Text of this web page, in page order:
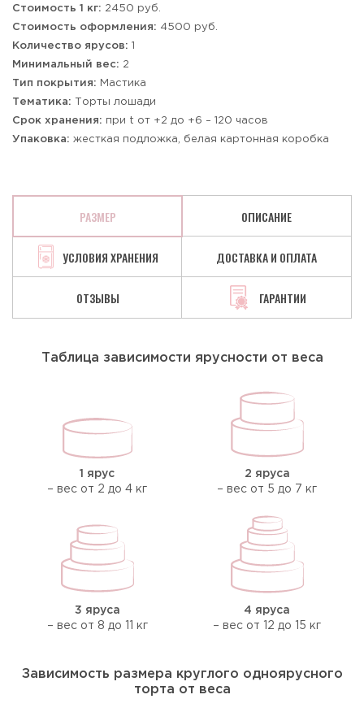
Стоимость 1 кг: 2450 руб.
Стоимость оформления: 4500 руб.
Количество ярусов: 1
Минимальный вес: 2
Тип покрытия: Мастика
Тематика: Торты лошади
Срок хранения: при t от +2 до +6 – 120 часов
Упаковка: жесткая подложка, белая картонная коробка
РАЗМЕР ОПИСАНИЕ
УСЛОВИЯ ХРАНЕНИЯ ДОСТАВКА И ОПЛАТА
ОТЗЫВЫ ГАРАНТИИ
Таблица зависимости ярусности от веса
1 ярус
– вес от 2 до 4 кг
2 яруса
– вес от 5 до 7 кг
3 яруса
– вес от 8 до 11 кг
4 яруса
– вес от 12 до 15 кг
Зависимость размера круглого одноярусного
торта от веса